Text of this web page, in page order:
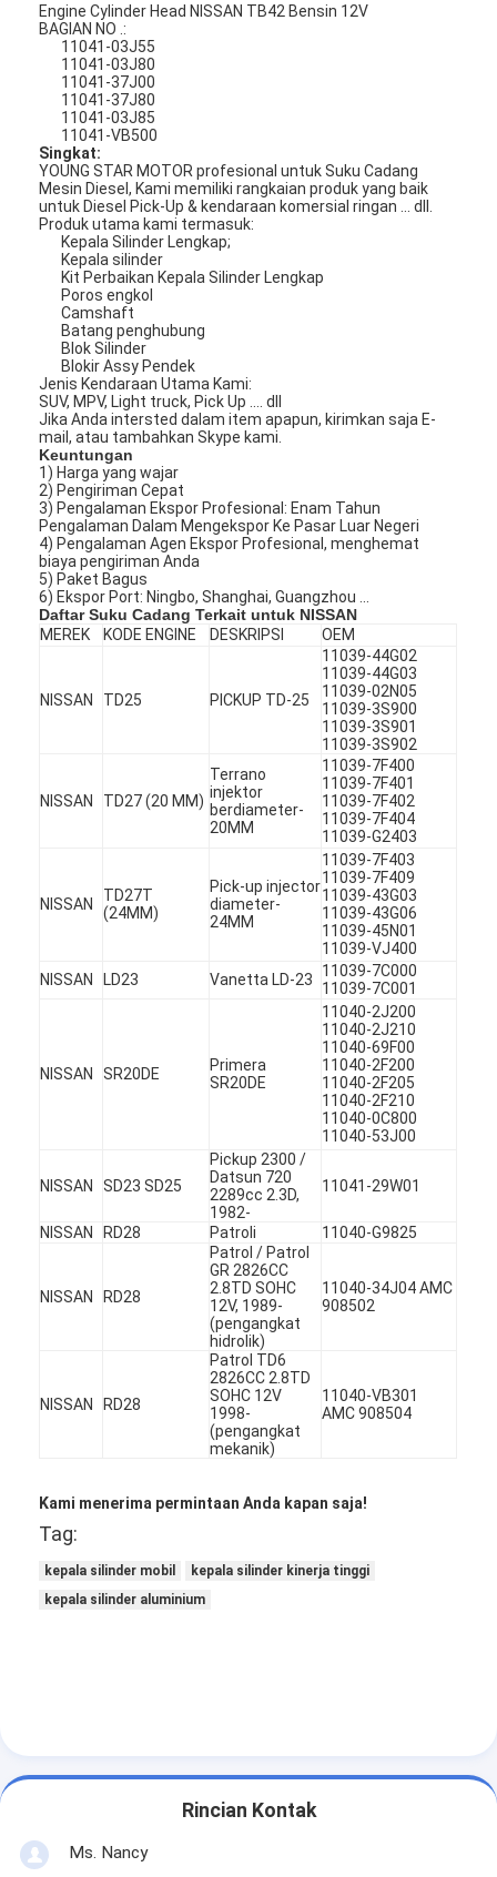
Hubungi Kami
Kepala Silinder Lengkap
Batang penghubung mesin
Mesin Rocker Arm
Engine Cylinder Head NISSAN TB42 Bensin 12V
BAGIAN NO .:
11041-03J55
11041-03J80
11041-37J00
11041-37J80
11041-03J85
11041-VB500
Singkat:
YOUNG STAR MOTOR profesional untuk Suku Cadang
Mesin Diesel, Kami memiliki rangkaian produk yang baik
untuk Diesel Pick-Up & kendaraan komersial ringan ... dll.
Produk utama kami termasuk:
Kepala Silinder Lengkap;
Kepala silinder
Kit Perbaikan Kepala Silinder Lengkap
Poros engkol
Camshaft
Batang penghubung
Blok Silinder
Blokir Assy Pendek
Jenis Kendaraan Utama Kami:
SUV, MPV, Light truck, Pick Up .... dll
Jika Anda intersted dalam item apapun, kirimkan saja E-
mail, atau tambahkan Skype kami.
Keuntungan
1) Harga yang wajar
2) Pengiriman Cepat
3) Pengalaman Ekspor Profesional: Enam Tahun
Pengalaman Dalam Mengekspor Ke Pasar Luar Negeri
4) Pengalaman Agen Ekspor Profesional, menghemat
biaya pengiriman Anda
5) Paket Bagus
6) Ekspor Port: Ningbo, Shanghai, Guangzhou ...
Daftar Suku Cadang Terkait untuk NISSAN
MEREK
KODE ENGINE DESKRIPSI OEM
NISSAN TD25 PICKUP TD-25
11039-44G02
11039-44G03
11039-02N05
11039-3S900
11039-3S901
11039-3S902
NISSAN TD27 (20 MM)
Terrano
injektor
berdiameter-
20MM
11039-7F400
11039-7F401
11039-7F402
11039-7F404
11039-G2403
NISSAN
TD27T
(24MM)
Pick-up injector
diameter-
24MM
11039-7F403
11039-7F409
11039-43G03
11039-43G06
11039-45N01
11039-VJ400
NISSAN
LD23 Vanetta LD-23
11039-7C000
11039-7C001
NISSAN SR20DE
Primera
SR20DE
11040-2J200
11040-2J210
11040-69F00
11040-2F200
11040-2F205
11040-2F210
11040-0C800
11040-53J00
NISSAN SD23 SD25
Pickup 2300 /
Datsun 720
2289cc 2.3D,
1982-
11041-29W01
NISSAN RD28 Patroli 11040-G9825
NISSAN RD28
Patrol / Patrol
GR 2826CC
2.8TD SOHC
12V, 1989-
(pengangkat
hidrolik)
11040-34J04 AMC
908502
NISSAN RD28
Patrol TD6
2826CC 2.8TD
SOHC 12V
1998-
(pengangkat
mekanik)
11040-VB301
AMC 908504
Kami menerima permintaan Anda kapan saja!
Tag:
kepala silinder mobil
kepala silinder kinerja tinggi
kepala silinder aluminium
Rincian Kontak
Ms. Nancy